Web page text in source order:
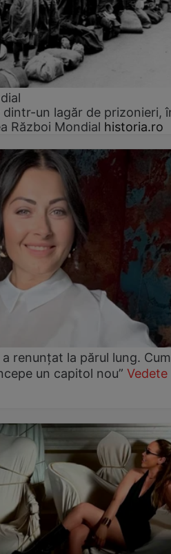
dintr-un lagăr de prizonieri,
Război Mondial historia.ro
renunțat la părul lung. Cum
un capitol nou” Vedete